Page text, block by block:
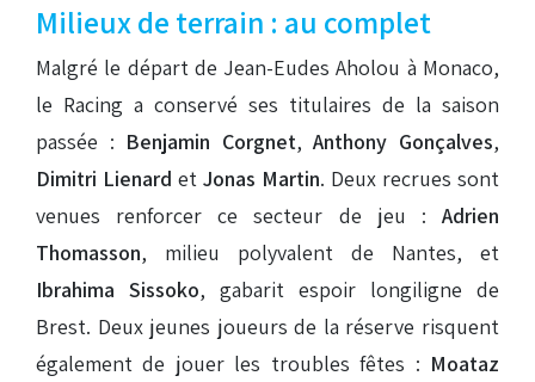
Milieux de terrain : au complet
Malgré le départ de Jean-Eudes Aholou à Monaco,
le Racing a conservé ses titulaires de la saison
passée : Benjamin Corgnet,Anthony Gonçalves,
Dimitri Lienard et Jonas Martin. Deux recrues sont
venues renforcer ce secteur de jeu : Adrien
Thomasson, milieu polyvalent de Nantes, et
Ibrahima Sissoko, gabarit espoir longiligne de
Brest. Deux jeunes joueurs de la réserve risquent
également de jouer les troubles fêtes : Moataz